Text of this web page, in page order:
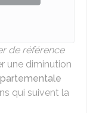
de référence
une diminution
qui suivent la